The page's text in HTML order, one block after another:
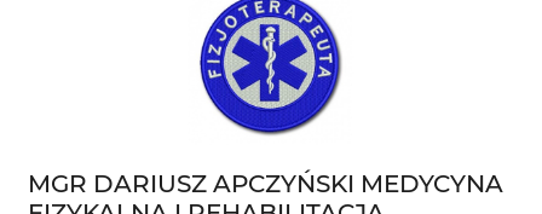
MGR DARIUSZ APCZYŃSKI MEDYCYNA